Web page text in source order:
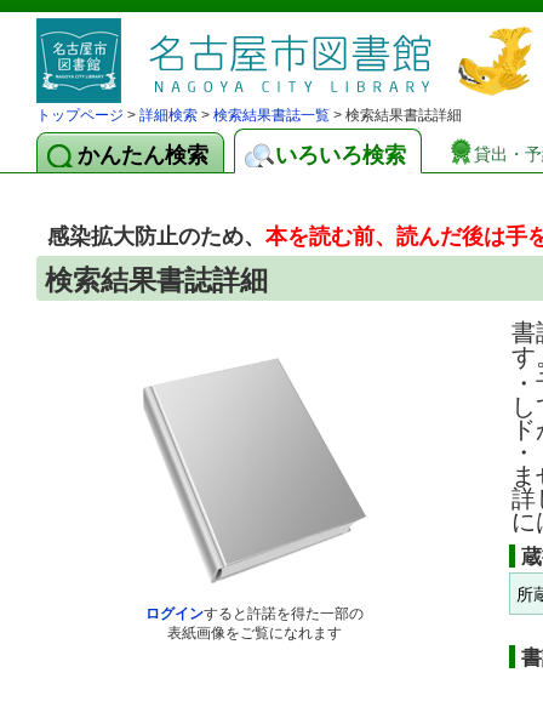
トップページ > 詳細検索 > 検索結果書誌一覧 > 検索結果書誌詳細
かんたん検索 いろいろ検索 貸出・
感染拡大防止のため、本を読む前、読んだ後は手
検索結果書誌詳細
ログインすると許諾を得た一部の
表紙画像をご覧になれます
書
す
詳
に
所